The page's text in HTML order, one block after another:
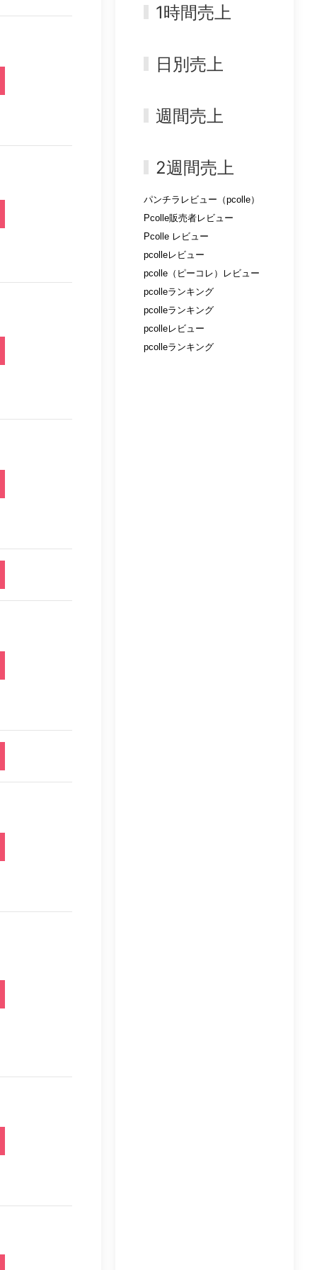
1時間売上
日別売上
週間売上
2週間売上
パンチラレビュー（pcolle）
Pcolle販売者レビュー
Pcolle レビュー
pcolleレビュー
pcolle（ピーコレ）レビュー
pcolleランキング
pcolleランキング
pcolleレビュー
pcolleランキング